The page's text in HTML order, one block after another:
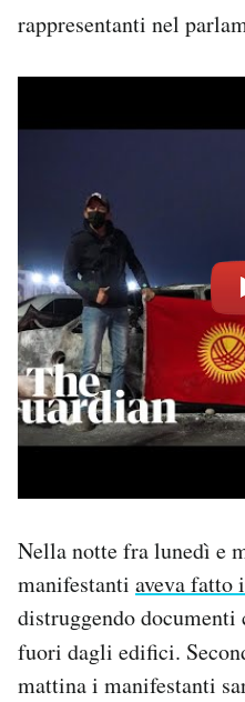
rappresentanti nel
Nella notte fra lunedì e
manifestanti aveva fatto
distruggendo documenti
fuori dagli edifici.
mattina i manifestanti